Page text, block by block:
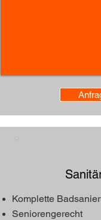
Komplette
Seniorengerecht